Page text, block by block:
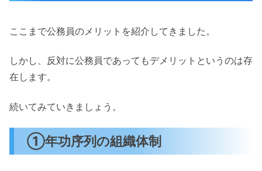
ここまで公務員のメリットを紹介してきました。
しかし、反対に公務員であってもデメリットというのは存
在します。
続いてみていきましょう。
①年功序列の組織体制